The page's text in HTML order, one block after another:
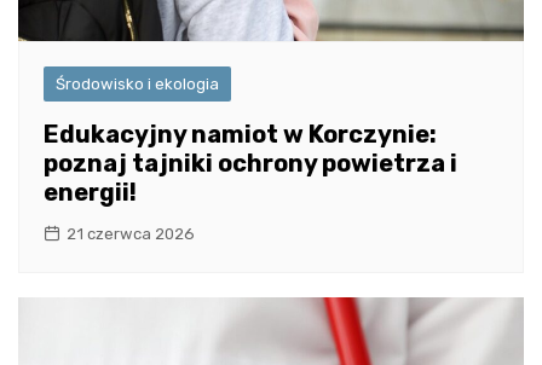
Środowisko i ekologia
Edukacyjny namiot w Korczynie:
poznaj tajniki ochrony powietrza i
energii!
21 czerwca 2026